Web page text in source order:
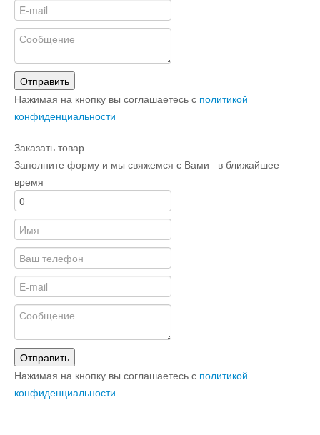
Отправить
Нажимая на кнопку вы соглашаетесь с политикой
конфиденциальности
Заказать товар
Заполните форму и мы свяжемся с Вами в ближайшее
время
Отправить
Нажимая на кнопку вы соглашаетесь с политикой
конфиденциальности